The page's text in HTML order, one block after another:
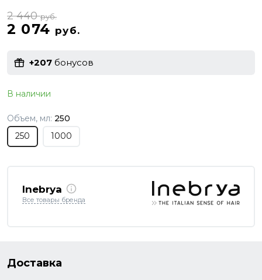
2 074 руб.
2 440руб.
+207 бонусов
В наличии
Объем, мл: 250
250
1000
Inebrya
Все товары бренда
Доставка